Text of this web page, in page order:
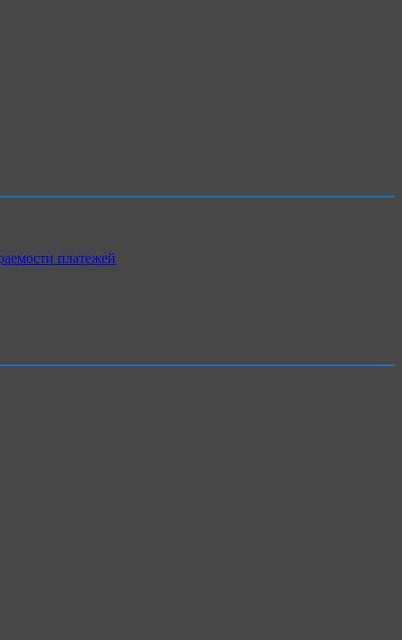
платежей